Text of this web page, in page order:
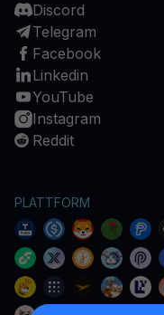
Discord
Telegram
Facebook
Linkedin
YouTube
Instagram
Reddit
PLATTFORM